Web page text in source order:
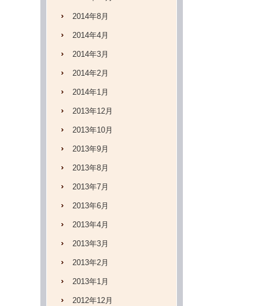
2014年8月
2014年4月
2014年3月
2014年2月
2014年1月
2013年12月
2013年10月
2013年9月
2013年8月
2013年7月
2013年6月
2013年4月
2013年3月
2013年2月
2013年1月
2012年12月